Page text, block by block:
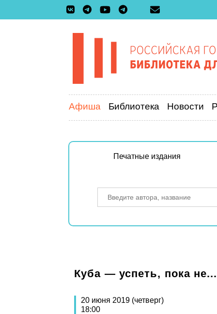
Афиша Библиотека Новости
Печатные издания
Куба — успеть, пока не...
20 июня 2019 (четверг)
18:00